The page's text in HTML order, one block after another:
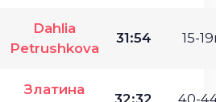
Dahlia
Petrushkova
31:54 15-
Златина
32:32 40-